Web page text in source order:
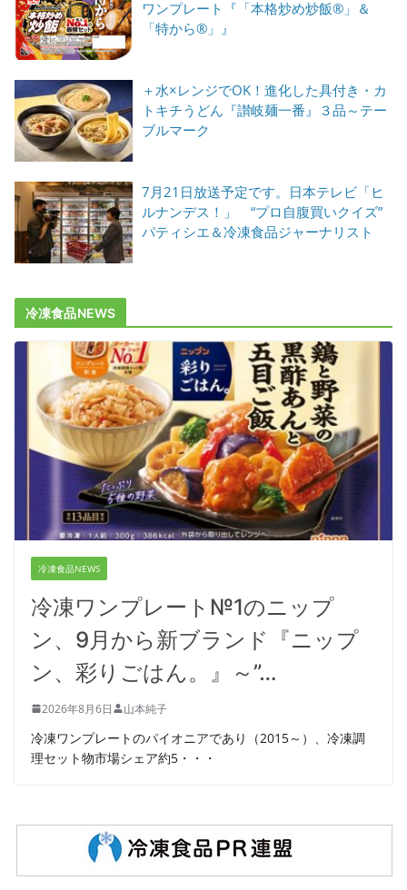
ワンプレート『「本格炒め炒飯®」＆
「特から®」』
＋水×レンジでOK！進化した具付き・カ
トキチうどん『讃岐麺一番』３品～テー
ブルマーク
7月21日放送予定です。日本テレビ「ヒ
ルナンデス！」 “プロ自腹買いクイズ”
パティシエ＆冷凍食品ジャーナリスト
冷凍食品NEWS
冷凍食品NEWS
冷凍ワンプレート№1のニップ
ン、9月から新ブランド『ニップ
ン、彩りごはん。』～”…
2026年8月6日 山本純子
冷凍ワンプレートのパイオニアであり（2015～）、冷凍調
理セット物市場シェア約5・・・